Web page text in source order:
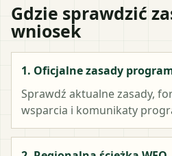
Gdzie sprawdzić
wniosek
1. Oficjalne zasady
Sprawdź aktualne zasady,
wsparcia i komunikaty